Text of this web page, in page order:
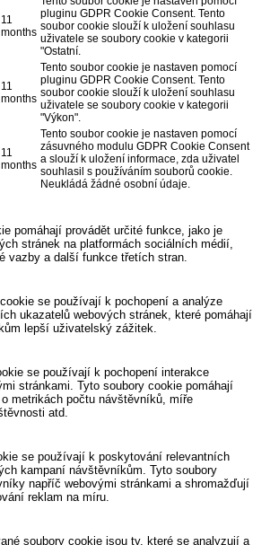
11
months
pluginu GDPR Cookie Consent. Tento
soubor cookie slouží k uložení souhlasu
uživatele se soubory cookie v kategorii
"Ostatní.
11
months
Tento soubor cookie je nastaven pomocí
pluginu GDPR Cookie Consent. Tento
soubor cookie slouží k uložení souhlasu
uživatele se soubory cookie v kategorii
"Výkon".
11
months
Tento soubor cookie je nastaven pomocí
zásuvného modulu GDPR Cookie Consent
a slouží k uložení informace, zda uživatel
souhlasil s používáním souborů cookie.
Neukládá žádné osobní údaje.
pomáhají provádět určité funkce, jako je
stránek na platformách sociálních médií,
vazby a další funkce třetích stran.
se používají k pochopení a analýze
ukazatelů webových stránek, které pomáhají
lepší uživatelský zážitek.
se používají k pochopení interakce
stránkami. Tyto soubory cookie pomáhají
metrikách počtu návštěvníků, míře
atd.
se používají k poskytování relevantních
kampaní návštěvníkům. Tyto soubory
napříč webovými stránkami a shromažďují
reklam na míru.
soubory cookie jsou ty, které se analyzují a